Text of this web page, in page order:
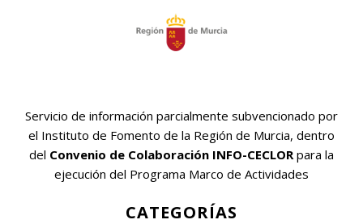
Servicio de información parcialmente subvencionado por
el Instituto de Fomento de la Región de Murcia, dentro
del Convenio de Colaboración INFO-CECLOR para la
ejecución del Programa Marco de Actividades
CATEGORÍAS